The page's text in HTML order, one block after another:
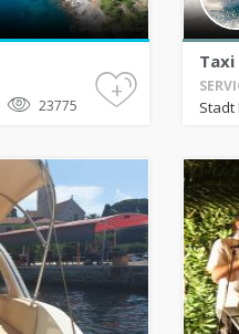
23775
+
Stadt